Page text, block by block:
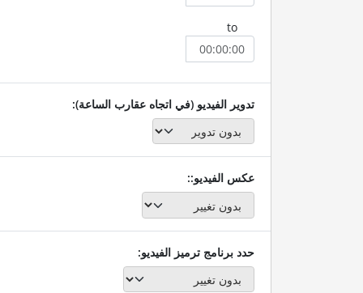
to
تدوير الفيديو (في اتجاه عقارب الساعة):
عكس الفيديو::
حدد برنامج ترميز الفيديو: